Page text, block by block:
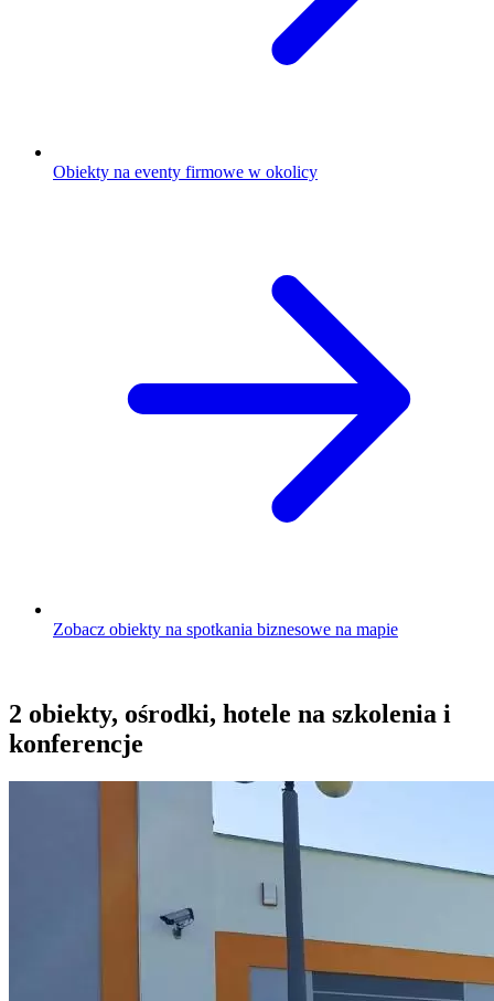
Obiekty na eventy firmowe w okolicy
Zobacz obiekty na spotkania biznesowe na mapie
2 obiekty, ośrodki, hotele na szkolenia i
konferencje